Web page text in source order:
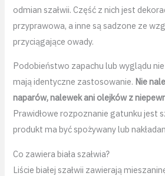
odmian szałwii. Część z nich jest
przyprawowa, a inne są sadzone ze
przyciągające owady.
Podobieństwo zapachu lub wyglądu
mają identyczne zastosowanie. Nie
naparów, nalewek ani olejków z
Prawidłowe rozpoznanie gatunku jest
produkt ma być spożywany lub
Co zawiera biała szałwia?
Liście białej szałwii zawierają